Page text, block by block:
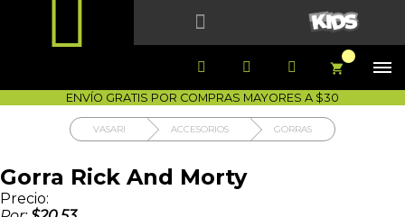
 
   
1700-VASARI (827274)
COMO COMPRAR DEVOLUCIÓN SIN COSTO
ENVÍO GRATIS POR COMPRAS MAYORES A $30
VASARI ACCESORIOS GORRAS
Gorra Rick And Morty
Precio: